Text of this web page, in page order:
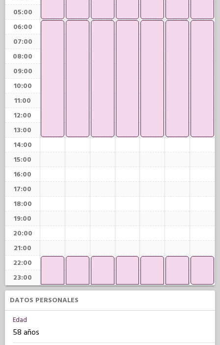
05:00
06:00
07:00
08:00
09:00
10:00
11:00
12:00
13:00
14:00
15:00
16:00
17:00
18:00
19:00
20:00
21:00
22:00
23:00
DATOS PERSONALES
Edad
58 años